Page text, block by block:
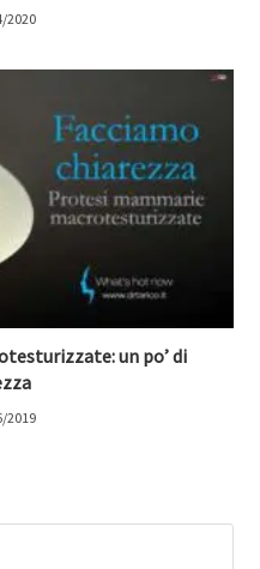
2020
un po’ di
2019